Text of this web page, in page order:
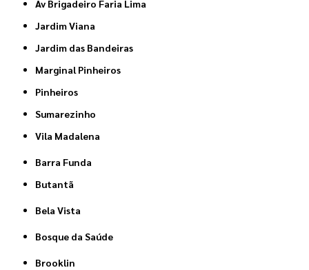
Av Brigadeiro Faria Lima
Jardim Viana
Jardim das Bandeiras
Marginal Pinheiros
Pinheiros
Sumarezinho
Vila Madalena
Barra Funda
Butantã
Bela Vista
Bosque da Saúde
Brooklin